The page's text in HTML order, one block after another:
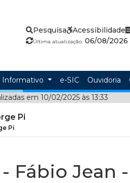
Pesquisa Acessibilidade
Última atualização:06/08/2026
Informativo e-SIC Ouvidoria
em 10/02/2025 às 13:33
Pi
Pi
Fábio Jean